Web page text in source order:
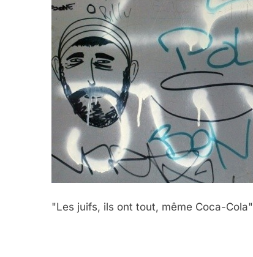
"Les juifs, ils ont tout, même Coca-Cola"